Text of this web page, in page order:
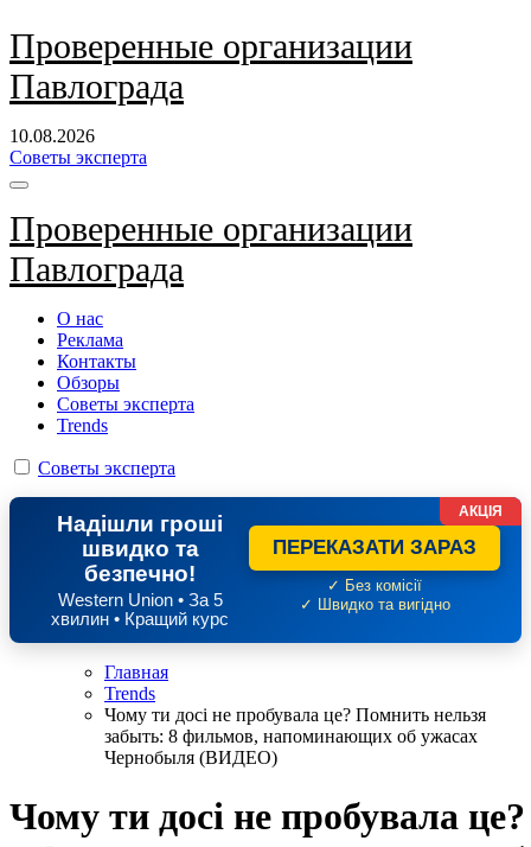
Перейти
к
содержанию
Проверенные организации
Павлограда
10.08.2026
Советы эксперта
Проверенные организации
Павлограда
О нас
Реклама
Контакты
Обзоры
Советы эксперта
Trends
Советы эксперта
Надішли гроші
швидко та
безпечно!
Western Union • За 5
хвилин • Кращий курс
ПЕРЕКАЗАТИ ЗАРАЗ
✓ Без комісії
✓ Швидко та вигідно
АКЦІЯ
Главная
Trends
Чому ти досі не пробувала це? Помнить нельзя
забыть: 8 фильмов, напоминающих об ужасах
Чернобыля (ВИДЕО)
Чому ти досі не пробувала